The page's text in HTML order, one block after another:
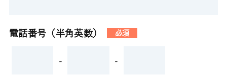
電話番号（半角英数） 必須
- -